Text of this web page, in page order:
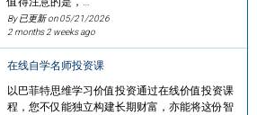
By 已更新 on05/21/2026
2 months 2 weeks ago
在线自学名师投资课
以巴菲特思维学习价值投资通过在线价值投资课
程，您不仅能独立构建长期财富，亦能将这份智